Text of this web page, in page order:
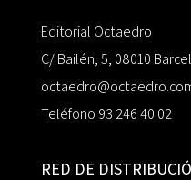
Editorial Octaedro
C/ Bailén, 5, 08010
Teléfono 93 246 40 02
RED DE